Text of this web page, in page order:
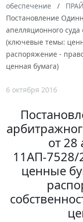
обеспечение
Постановление
апелляционного
(ключевые темы:
распоряжение -
ценная бумага)
6 октября 2016
от 28
11АП-
ценные